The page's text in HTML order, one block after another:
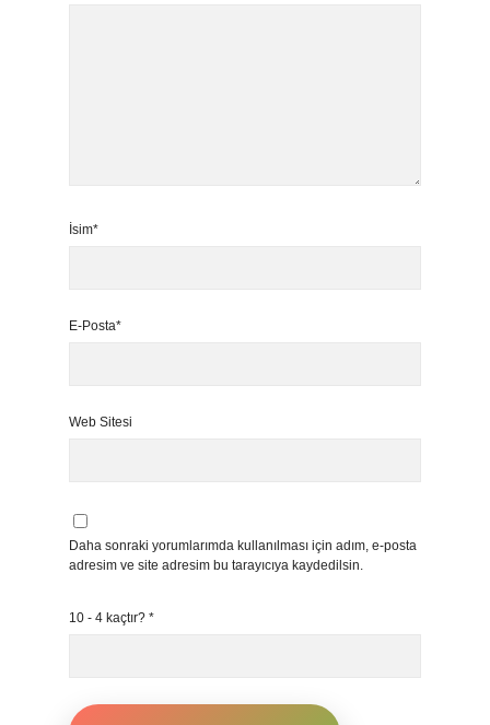
İsim*
E-Posta*
Web Sitesi
Daha sonraki yorumlarımda kullanılması için adım, e-posta
adresim ve site adresim bu tarayıcıya kaydedilsin.
10 - 4 kaçtır? *